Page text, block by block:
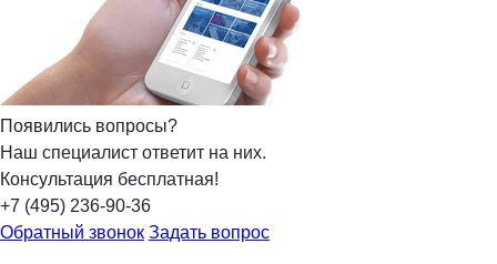
Появились вопросы?
Наш специалист ответит на них.
Консультация бесплатная!
+7 (495) 236-90-36
Обратный звонок Задать вопрос